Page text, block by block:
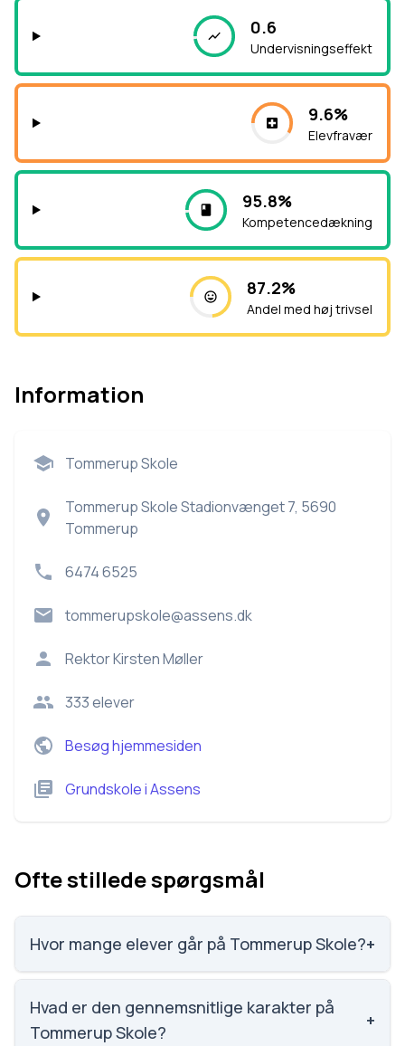
0.6
Undervisningseffekt
9.6%
Elevfravær
95.8%
Kompetencedækning
87.2%
Andel med høj trivsel
Information
Tommerup Skole
Tommerup Skole Stadionvænget 7, 5690
Tommerup
6474 6525
tommerupskole@assens.dk
RektorKirsten Møller
333elever
Besøg hjemmesiden
GrundskoleiAssens
Ofte stillede spørgsmål
Hvor mange elever går på Tommerup Skole?+
Tommerup Skole har 333 elever, hvilket gør den til
nummer 867 ud af 3143 skoler.
Hvad er den gennemsnitlige karakter på
Tommerup Skole?
+